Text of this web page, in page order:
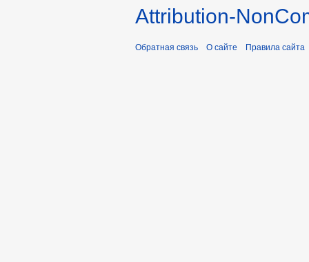
Attribution-
Обратная связь О сайте Правила сайта